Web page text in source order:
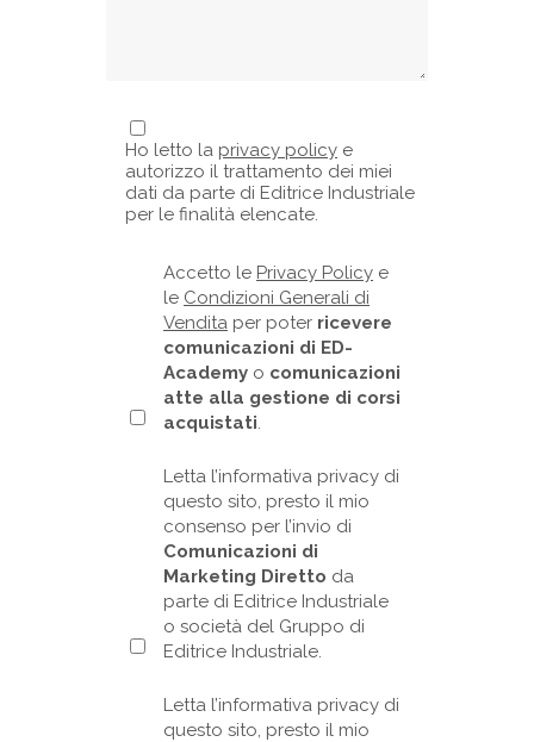
Ho letto la privacy policy e
autorizzo il trattamento dei miei
dati da parte di Editrice Industriale
per le finalità elencate.
Accetto le Privacy Policy e
le Condizioni Generali di
Vendita per poter ricevere
comunicazioni di ED-
Academy o comunicazioni
atte alla gestione di corsi
acquistati.
Letta l’informativa privacy di
questo sito, presto il mio
consenso per l’invio di
Comunicazioni di
Marketing Diretto da
parte di Editrice Industriale
o società del Gruppo di
Editrice Industriale.
Letta l’informativa privacy di
questo sito, presto il mio